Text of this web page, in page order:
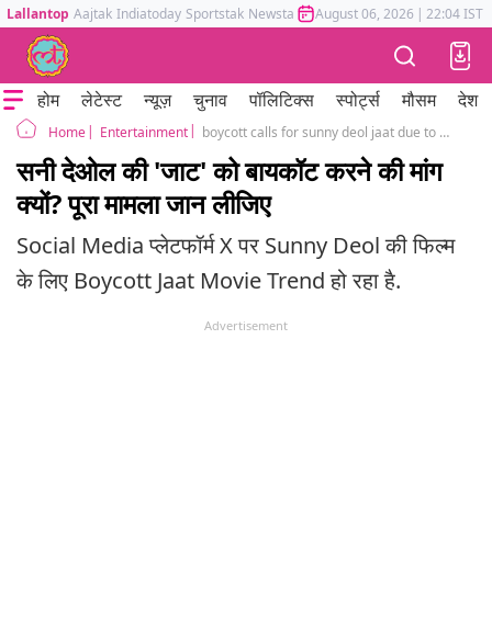
Lallantop Aajtak Indiatoday Sportstak Newstak Mumbai Tak Astrotak
August 06, 2026 | 22:04 IST
होम लेटेस्ट न्यूज़ चुनाव पॉलिटिक्स स्पोर्ट्स मौसम देश
Home Entertainment boycott calls for sunny deol jaat due to misrepresentation of the LTTE
सनी देओल की 'जाट' को बायकॉट करने की मांग
क्यों? पूरा मामला जान लीजिए
Social Media प्लेटफॉर्म X पर Sunny Deol की फिल्म
के लिए Boycott Jaat Movie Trend हो रहा है.
Advertisement